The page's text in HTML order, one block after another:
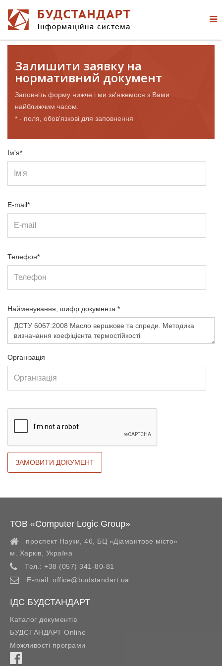
Залишити заявку на
нормативний документ
Заповніть форму нижче і ми зв'яжемося з Вами
найближчим часом.
* - поля, обов'язкові для заповнення
Ім'я*
E-mail*
Телефон*
Найменування, шифр документа *
Організація
ТОВ «Computer Logic Group»
проспект Науки, 46, БЦ «Діамантове місто»
м. Харків
Україна
Тел.: +38 (057) 341-80-81
E-mail: office@budstandart.ua
ІДС БУДСТАНДАРТ
Каталог документів
БУДСТАНДАРТ Online
Можливості програми